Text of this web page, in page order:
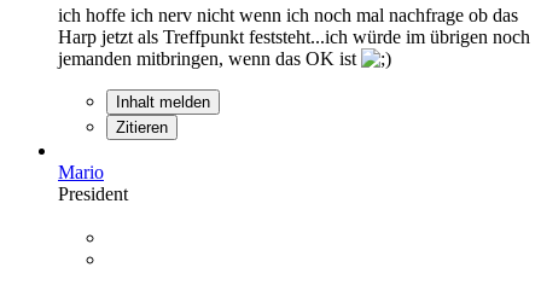
ich hoffe ich nerv nicht wenn ich noch mal nachfrage ob das
Harp jetzt als Treffpunkt feststeht...ich würde im übrigen noch
jemanden mitbringen, wenn das OK ist
Inhalt melden
Zitieren
Mario
President